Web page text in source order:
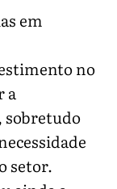
em
no
a
sobretudo
setor.